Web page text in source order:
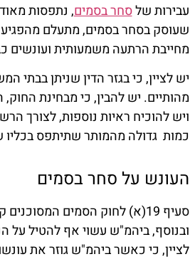
עבירות שלסחר בסמים, נתפסות
שעוסק בסחר בסמים, מתעלם
מחייבת הרתעה משמעותית ועונשים
יש לציין, כי בגזר הדין שניתן
מהותיים. יש להבין, כי מבחינת
ויש להוכיח ראיות נוספות, לצורך
כמות גדולה מהמותר שתיתפס
העונש על סחר בסמים
ובנוסף, ביהמ"ש עשוי אף להטיל על
לציין, כי כאשר ביהמ"ש גוזר את